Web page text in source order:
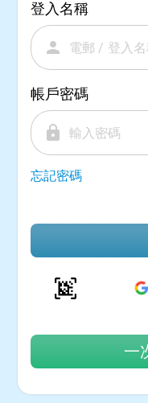
登入名稱
person
帳戶密碼
lock
忘記密碼